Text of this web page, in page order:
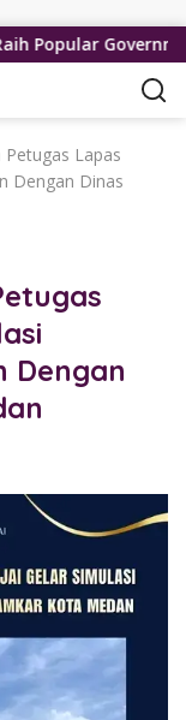
Government
Lapas
Dengan Dinas
Dengan